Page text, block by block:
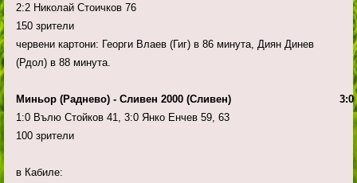
2:2 Николай Стоичков 76
150 зрители
червени картони: Георги Влаев (Гиг) в 86 минута, Диян Динев
(Рдол) в 88 минута.
Миньор (Раднево) - Сливен 2000 (Сливен) 3:0
1:0 Вълю Стойков 41, 3:0 Янко Енчев 59, 63
100 зрители
в Кабиле: